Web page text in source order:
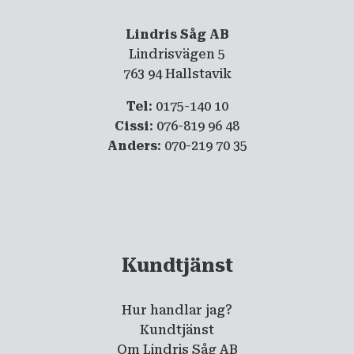
Lindris Såg AB
Lindrisvägen 5
763 94 Hallstavik
Tel: 0175-140 10
Cissi: 076-819 96 48
Anders: 070-219 70 35
Kundtjänst
Hur handlar jag?
Kundtjänst
Om Lindris Såg AB